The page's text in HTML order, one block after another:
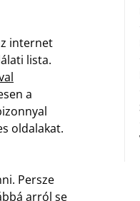
internet
lista.
a
oldalakat.
Persze
arról se